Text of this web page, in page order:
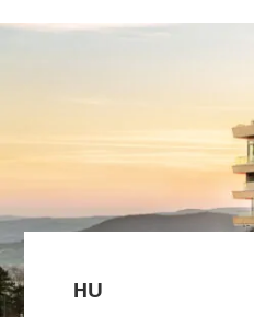
HU